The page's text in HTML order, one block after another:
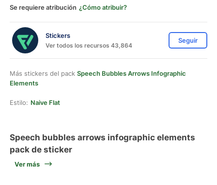
Se requiere atribución ¿Cómo atribuir?
Stickers
Ver todos los recursos 43,864
Seguir
Más stickers del pack Speech Bubbles Arrows Infographic
Elements
Estilo: Naive Flat
Speech bubbles arrows infographic elements
pack de sticker
Ver más